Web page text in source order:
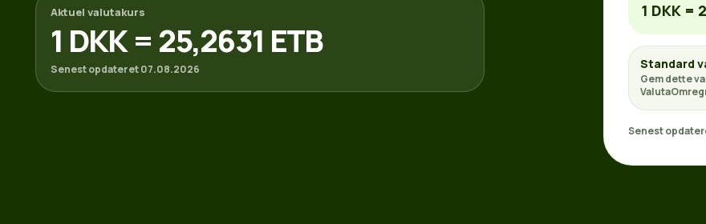
Aktuel valutakurs
1 DKK = 25,2631 ETB
Senest opdateret 07.08.2026
1 DKK =
Standard
Gem dette
Senest